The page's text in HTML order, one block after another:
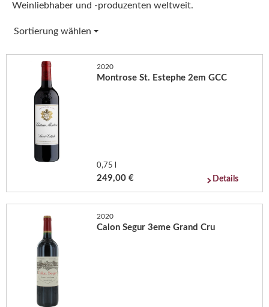
Weinliebhaber und -produzenten weltweit.
Sortierung wählen
2020
Montrose St. Estephe 2em GCC
0,75 l
249,00 € Details
2020
Calon Segur 3eme Grand Cru